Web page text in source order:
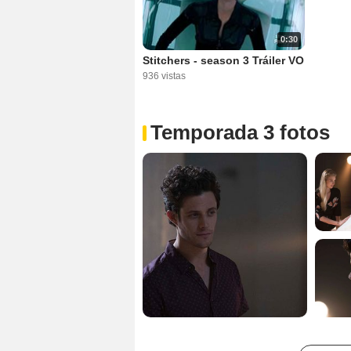
0:30
Stitchers - season 3 Tráiler VO
936 vistas
Temporada 3 fotos